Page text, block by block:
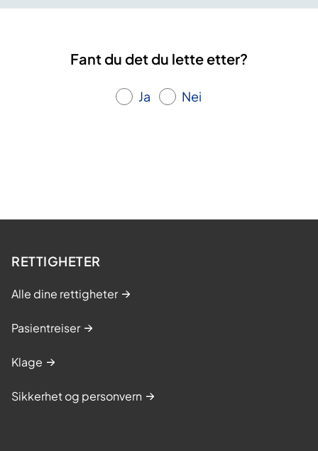
Fant du det du lette etter?
Ja Nei
RETTIGHETER
Alle dine rettigheter
Pasientreiser
Klage
Sikkerhet og personvern